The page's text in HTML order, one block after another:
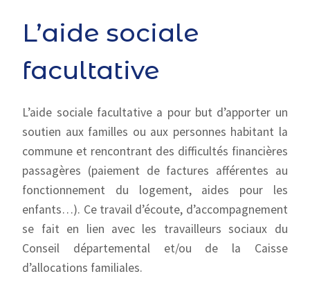
L’aide sociale
facultative
L’aide sociale facultative a pour but d’apporter un
soutien aux familles ou aux personnes habitant la
commune et rencontrant des difficultés financières
passagères (paiement de factures afférentes au
fonctionnement du logement, aides pour les
enfants…). Ce travail d’écoute, d’accompagnement
se fait en lien avec les travailleurs sociaux du
Conseil départemental et/ou de la Caisse
d’allocations familiales.